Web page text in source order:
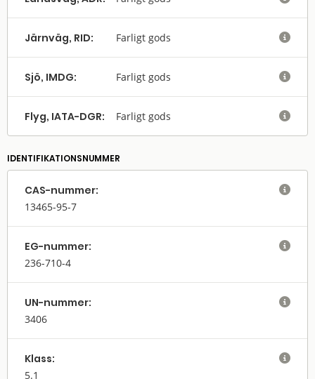
Järnväg, RID: Farligt gods 
Sjö, IMDG: Farligt gods 
Flyg, IATA-DGR: Farligt gods 
IDENTIFIKATIONSNUMMER
CAS-nummer:
13465-95-7

EG-nummer:
236-710-4

UN-nummer:
3406

Klass:
5.1
